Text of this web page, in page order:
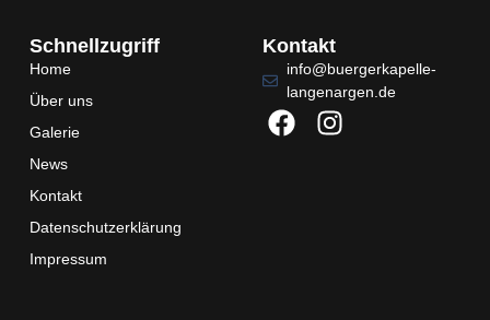
Schnellzugriff
Home
Über uns
Galerie
News
Kontakt
Datenschutzerklärung
Impressum
Kontakt
info@buergerkapelle-
langenargen.de